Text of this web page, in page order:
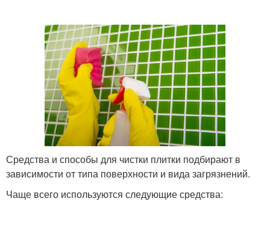
Средства и способы для чистки плитки подбирают в
зависимости от типа поверхности и вида загрязнений.
Чаще всего используются следующие средства: